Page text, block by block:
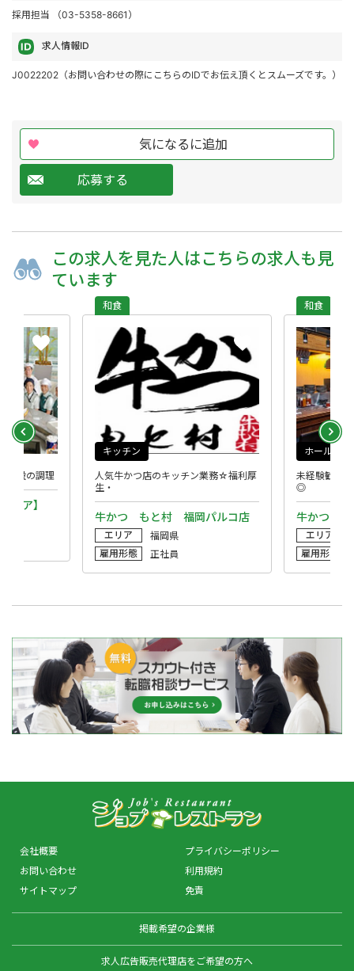
採用担当 （03-5358-8661）
求人情報ID
J0022202（お問い合わせの際にこちらのIDでお伝え頂くとスムーズです。）
気になるに追加
応募する
この求人を 見た人はこちらの求人も 見
ています
リア】
施設の調理
牛かつ もと村 福岡パルコ店
人気牛かつ店のキッチン業務☆福利厚
生・
和食
キッチン
エリア
福岡県
雇用形態
正社員
牛かつ も
未経験歓迎★
◎
和食
ホール
エリア
雇用形態
会社概要
お問い合わせ
サイトマップ
プライバシーポリシー
利用規約
免責
掲載希望の企業様
求人広告販売代理店をご希望の方へ